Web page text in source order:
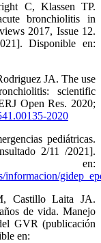
C, Klassen TP.
bronchiolitis in
2017, Issue 12.
Disponible en:
JA. The use
scientific
Open Res. 2020;
2020
pediátricas.
2/11 /2021].
en:
informacion/
Castillo Laita JA.
de vida. Manejo
GVR (publicación
en: